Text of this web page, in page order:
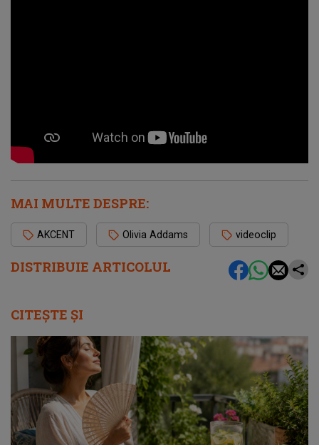
DISTRIBUIE ARTICOLUL
MAI MULTE DESPRE:
AKCENT Olivia Addams videoclip
CITEȘTE ȘI